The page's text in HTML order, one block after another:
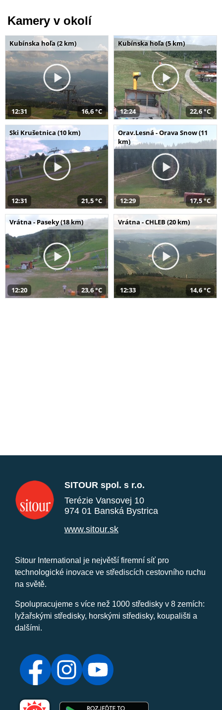
Kamery v okolí
Kubínska hoľa (2 km)
12:31 16,6 °C
Kubínska hoľa (5 km)
12:24 22,6 °C
Ski Krušetnica (10 km)
12:31 21,5 °C
Orav.Lesná - Orava Snow (11
km)
12:29 17,5 °C
Vrátna - Paseky (18 km)
12:20 23,6 °C
Vrátna - CHLEB (20 km)
12:33 14,6 °C
SITOUR spol. s r.o.
Terézie Vansovej 10
974 01 Banská Bystrica
www.sitour.sk
Sitour International je největší firemní síť pro
technologické inovace ve střediscích cestovního ruchu
na světě.
Spolupracujeme s více než 1000 středisky v 8 zemích:
lyžařskými středisky, horskými středisky, koupališti a
dalšími.